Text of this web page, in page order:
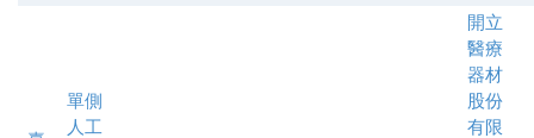
單側
人工
開立
醫療
器材
股份
有限